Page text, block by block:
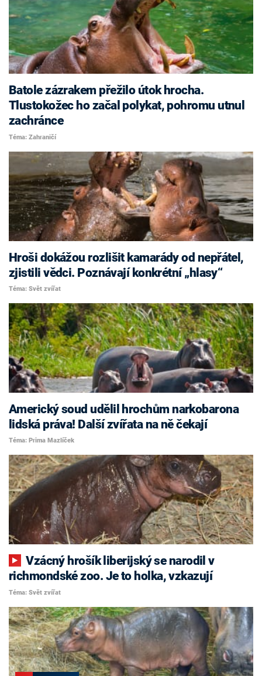
Batole zázrakem přežilo útok hrocha.
Tlustokožec ho začal polykat, pohromu utnul
zachránce
Téma: Zahraničí
Hroši dokážou rozlišit kamarády od nepřátel,
zjistili vědci. Poznávají konkrétní „hlasy‘‘
Téma: Svět zvířat
Americký soud udělil hrochům narkobarona
lidská práva! Další zvířata na ně čekají
Téma: Prima Mazlíček
Vzácný hrošík liberijský se narodil v
richmondské zoo. Je to holka, vzkazují
Téma: Svět zvířat